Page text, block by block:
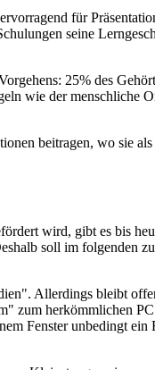
für
seine
25% des
wie der menschliche
beitragen, wo sie
wird, gibt es bis
soll im folgenden
Allerdings bleibt
herkömmlichen
Fenster unbedingt